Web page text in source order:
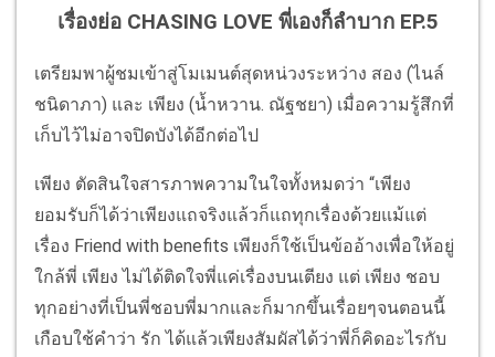
เรื่องย่อ CHASING LOVE พี่เองก็ลำบาก EP.5
เตรียมพาผู้ชมเข้าสู่โมเมนต์สุดหน่วงระหว่าง สอง (ไนล์
ชนิดาภา) และ เพียง (น้ำหวาน. ณัฐชยา) เมื่อความรู้สึกที่
เก็บไว้ไม่อาจปิดบังได้อีกต่อไป
เพียง ตัดสินใจสารภาพความในใจทั้งหมดว่า “เพียง
ยอมรับก็ได้ว่าเพียงแถจริงแล้วก็แถทุกเรื่องด้วยแม้แต่
เรื่อง Friend with benefits เพียงก็ใช้เป็นข้ออ้างเพื่อให้อยู่
ใกล้พี่ เพียง ไม่ได้ติดใจพี่แค่เรื่องบนเตียง แต่ เพียง ชอบ
ทุกอย่างที่เป็นพี่ชอบพี่มากและก็มากขึ้นเรื่อยๆจนตอนนี้
เกือบใช้คำว่า รัก ได้แล้วเพียงสัมผัสได้ว่าพี่ก็คิดอะไรกับ